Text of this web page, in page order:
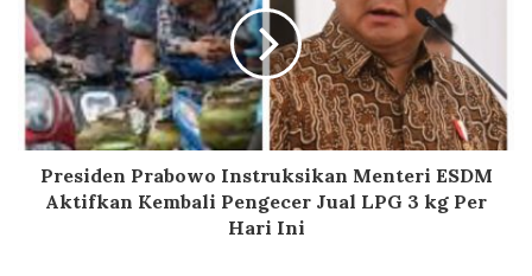
Presiden Prabowo Instruksikan Menteri ESDM
Aktifkan Kembali Pengecer Jual LPG 3 kg Per
Hari Ini